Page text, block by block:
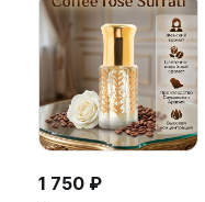
1 750 ₽